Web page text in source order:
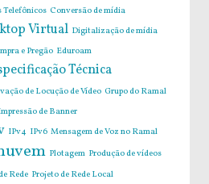
Telefônicos Conversão de mídia
Virtual Digitalização de mídia
e Pregão Eduroam
Técnica
de Locução de Vídeo Grupo do Ramal
de Banner
IPv4 IPv6 Mensagem de Voz no Ramal
Plotagem Produção de vídeos
Rede Projeto de Rede Local